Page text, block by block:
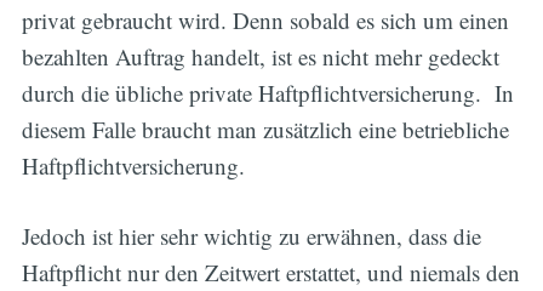
privat gebraucht wird. Denn sobald es sich um einen
bezahlten Auftrag handelt, ist es nicht mehr gedeckt
durch die übliche private Haftpflichtversicherung. In
diesem Falle braucht man zusätzlich eine betriebliche
Haftpflichtversicherung.
Jedoch ist hier sehr wichtig zu erwähnen, dass die
Haftpflicht nur den Zeitwert erstattet, und niemals den